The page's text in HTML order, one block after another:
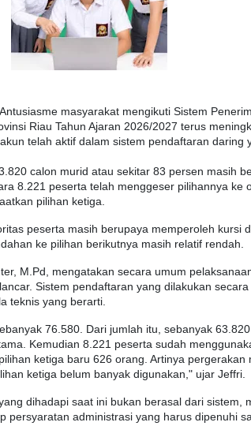
masyarakat mengikuti Sistem
Riau Tahun Ajaran 2026/2027 terus
telah aktif dalam sistem pendaftaran daring
calon murid atau sekitar 83 persen masih
8.221 peserta telah menggeser pilihannya ke
pilihan ketiga.
peserta masih berupaya memperoleh kursi
ke pilihan berikutnya masih relatif rendah.
M.Pd, mengatakan secara umum
Sistem pendaftaran yang dilakukan
teknis yang berarti.
76.580. Dari jumlah itu, sebanyak
Kemudian 8.221 peserta sudah
ketiga baru 626 orang. Artinya pergerakan
ketiga belum banyak digunakan," ujar Jeffri.
dihadapi saat ini bukan berasal dari sistem,
persyaratan administrasi yang harus dipenuhi